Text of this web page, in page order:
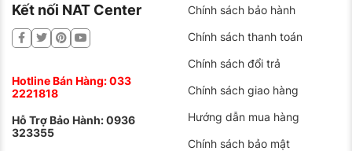
Kết nối NAT Center
Hotline Bán Hàng:033
2221818
Hỗ Trợ Bảo Hành:0936
323355
Chính sách bảo hành
Chính sách thanh toán
Chính sách đổi trả
Chính sách giao hàng
Hướng dẫn mua hàng
Chính sách bảo mật